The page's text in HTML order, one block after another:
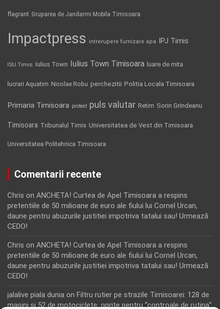
flagrant Gruparea de Jandarmi Mobila Timisoara
Impactpress intrerupere furnizare apa IPJ Timis
ISU Timis Iulius Town Iulius Town Timisoara luare de mita
lucrari Aquatim Nicolae Robu perchezitii Politia Locala Timisoara
Primaria Timisoara protest puls valutar Retim Sorin Grindeanu
Timisoara Tribunalul Timis Universitatea de Vest din Timisoara
Universitatea Politehnica Timisoara
Comentarii recente
Chris on ANCHETA! Curtea de Apel Timisoara a respins
pretentiile de 50 milioane de euro ale fiului lui Cornel Urcan,
daune pentru abuzurile justitiei impotriva tatalui sau! Urmează
CEDO!
Chris on ANCHETA! Curtea de Apel Timisoara a respins
pretentiile de 50 milioane de euro ale fiului lui Cornel Urcan,
daune pentru abuzurile justitiei impotriva tatalui sau! Urmează
CEDO!
jalalive piala dunia on Filtru rutier pe strazile Timisoarei: 128 de
masini si 52 de motociclete, oprite pentru “controale de rutina”